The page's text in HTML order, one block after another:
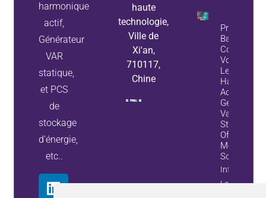
harmonique
actif,
Générateur
VAR
statique,
et PCS
de
stockage
d'énergie,
etc..
haute
technologie,
Ville de
Xi'an,
710117,
Chine
Problèmes
Banque De
Voici
Les Filtres
Actifs Et
Variables
Statiques
Offrent Une
Meilleure
Solution
La Propriété